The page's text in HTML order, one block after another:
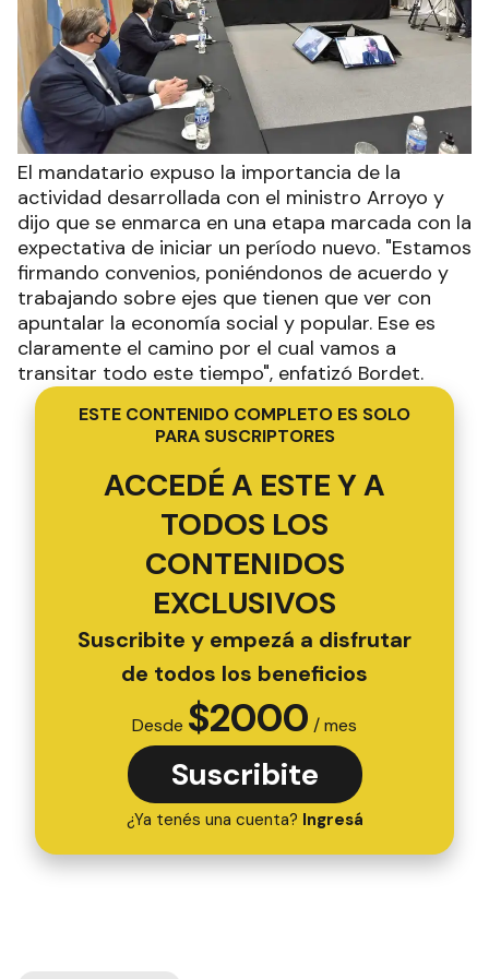
El mandatario expuso la importancia de la
actividad desarrollada con el ministro Arroyo y
dijo que se enmarca en una etapa marcada con la
expectativa de iniciar un período nuevo. "Estamos
firmando convenios, poniéndonos de acuerdo y
trabajando sobre ejes que tienen que ver con
apuntalar la economía social y popular. Ese es
claramente el camino por el cual vamos a
transitar todo este tiempo", enfatizó Bordet.
ESTE CONTENIDO COMPLETO ES SOLO
PARA SUSCRIPTORES
ACCEDÉ A ESTE Y A
TODOS LOS
CONTENIDOS
EXCLUSIVOS
Suscribite y empezá a disfrutar
de todos los beneficios
Desde $2000 / mes
Suscribite
¿Ya tenés una cuenta? Ingresá